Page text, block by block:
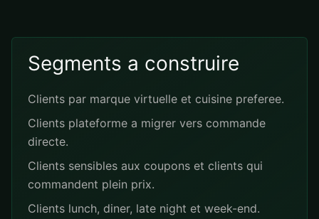
Segments a construire
Clients par marque virtuelle et cuisine preferee.
Clients plateforme a migrer vers commande
directe.
Clients sensibles aux coupons et clients qui
commandent plein prix.
Clients lunch, diner, late night et week-end.